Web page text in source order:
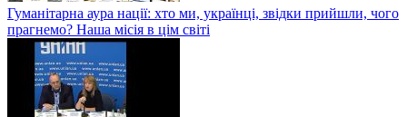
Гуманітарна аура нації: хто ми, українці, звідки прийшли, чого
прагнемо? Наша місія в цім світі